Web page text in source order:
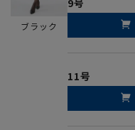
ブラック
11号